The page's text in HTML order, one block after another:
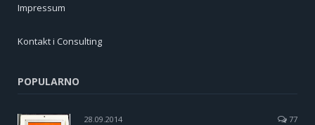
Impressum
Kontakt i Consulting
POPULARNO
28.09.2014 77